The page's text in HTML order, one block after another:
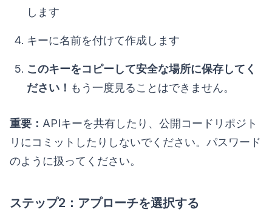
します
キーに名前を付けて作成します
このキーをコピーして安全な場所に保存してく
ださい！ もう一度見ることはできません。
重要： APIキーを共有したり、公開コードリポジト
リにコミットしたりしないでください。パスワード
のように扱ってください。
ステップ2：アプローチを選択する